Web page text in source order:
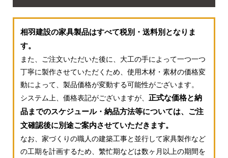
相羽建設の家具製品はすべて税別・送料別となりま
す。
また、ご注文いただいた後に、大工の手によって一つ一つ
丁寧に製作させていただくため、使用木材・素材の価格変
動によって、製品価格が変動する可能性がございます。
システム上、価格表記がございますが、 正式な価格と納
品までのスケジュール・納品方法等については、ご注
文確認後に別途ご案内させていただきます。
なお、家づくりの職人の建築工事と並行して家具製作など
の工期を計画するため、繁忙期などは数ヶ月以上の期間を